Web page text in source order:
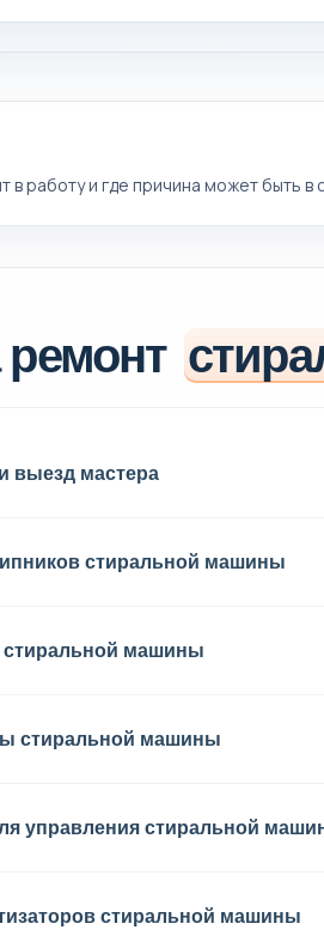
в работу и где причина может быть в
выезд мастера
стиральной машины
стиральной машины
стиральной машины
управления стиральной
стиральной машины